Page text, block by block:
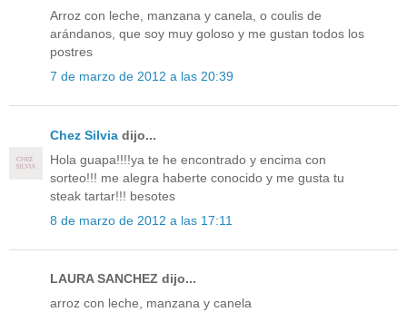
Arroz con leche, manzana y canela, o coulis de
arándanos, que soy muy goloso y me gustan todos los
postres
7 de marzo de 2012 a las 20:39
Chez Silvia dijo...
Hola guapa!!!!ya te he encontrado y encima con
sorteo!!! me alegra haberte conocido y me gusta tu
steak tartar!!! besotes
8 de marzo de 2012 a las 17:11
LAURA SANCHEZ dijo...
arroz con leche, manzana y canela